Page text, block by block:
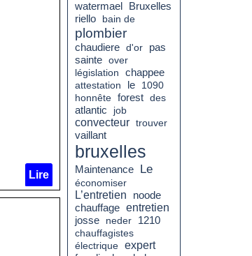
Lire
watermael
Bruxelles
riello
bain de
plombier
chaudiere d'or pas
sainte over
législation
chappee
attestation
le
1090
honnête forest des
atlantic
job
convecteur trouver
vaillant
bruxelles
Maintenance Le
économiser
L’entretien noode
chauffage entretien
josse neder
1210
chauffagistes
électrique expert